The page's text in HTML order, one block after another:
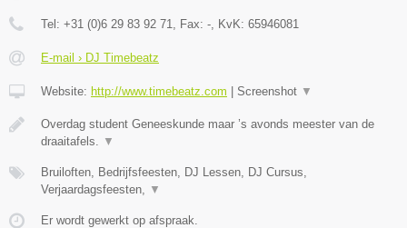
Tel: +31 (0)6 29 83 92 71 , Fax: - , KvK: 65946081
E-mail › DJ Timebeatz
Website: http://www.timebeatz.com Screenshot ▼
Overdag student Geneeskunde maar ’s avonds meester van de
draaitafels.
▼
Bruiloften, Bedrijfsfeesten, DJ Lessen, DJ Cursus,
Verjaardagsfeesten,
▼
Er wordt gewerkt op afspraak.